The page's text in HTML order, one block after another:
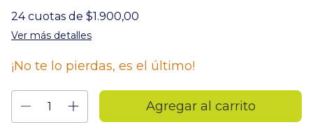
24 cuotas de $1.900,00
Ver más detalles
¡No te lo pierdas, es el último!